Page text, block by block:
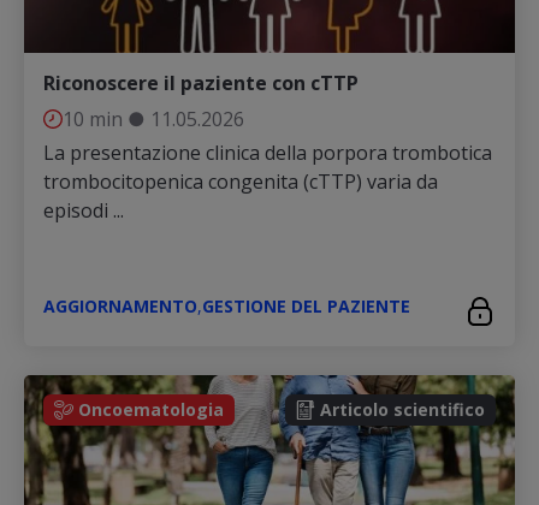
Riconoscere il paziente con cTTP
10 min ● 11.05.2026
La presentazione clinica della porpora trombotica
trombocitopenica congenita (cTTP) varia da
episodi ...
AGGIORNAMENTO,GESTIONE DEL PAZIENTE
Oncoematologia Articolo scientifico